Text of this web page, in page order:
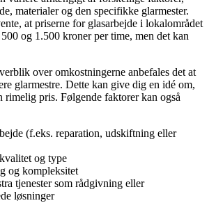
materialer og den specifikke glarmester.
at priserne for glasarbejde i lokalområdet
og 1.500 kroner per time, men det kan
over omkostningerne anbefales det at
glarmestre. Dette kan give dig en idé om,
rimelig pris. Følgende faktorer kan også
(f.eks. reparation, udskiftning eller
og type
og kompleksitet
tjenester som rådgivning eller
løsninger